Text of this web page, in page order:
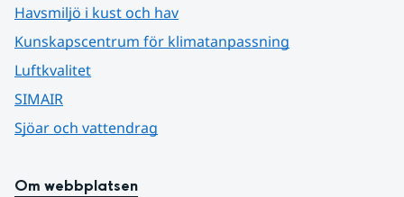
Havsmiljö i kust och hav
Kunskapscentrum för klimatanpassning
Luftkvalitet
SIMAIR
Sjöar och vattendrag
Om webbplatsen